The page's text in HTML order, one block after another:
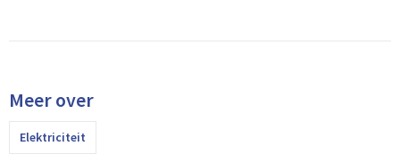
Meer over
Elektriciteit